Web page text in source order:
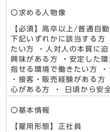
〇求める人物像
【必須】高卒以上/普通自
下記いずれかに該当する方
たい方 ・人対人の本質に
興味がある方 ・安定した
指せる環境で働きたい方
・接客・販売経験がある
心がある方 ・ 日頃から安
〇基本情報
【雇用形態】正社員